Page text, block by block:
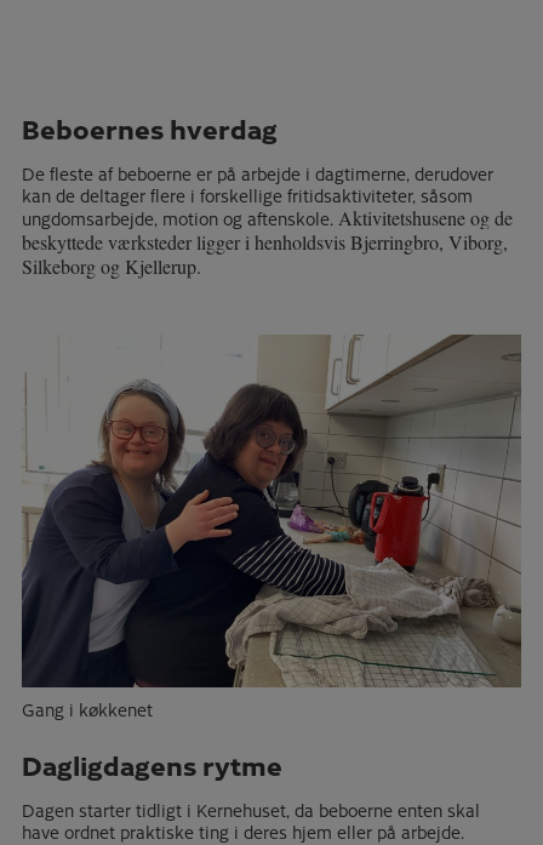
Beboernes hverdag
De fleste af beboerne er på arbejde i dagtimerne, derudover
kan de deltager flere i forskellige fritidsaktiviteter, såsom
ungdomsarbejde, motion og aftenskole. Aktivitetshusene og de
beskyttede værksteder ligger i henholdsvis Bjerringbro, Viborg,
Silkeborg og Kjellerup.
Gang i køkkenet
Dagligdagens rytme
Dagen starter tidligt i Kernehuset, da beboerne enten skal
have ordnet praktiske ting i deres hjem eller på arbejde.